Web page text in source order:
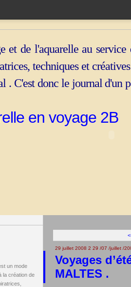
et de l'aquarelle au
techniques et
. C'est donc le journal d'un
un mode
la création de
29 juillet 2008 2 29 /07 /juillet /
Voyages
MALTES .